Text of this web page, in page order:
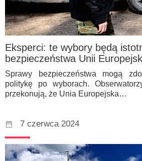
Eksperci: te wybory będą
bezpieczeństwa Unii
Sprawy bezpieczeństwa mogą
politykę po wyborach.
przekonują, że Unia Europejska…
7 czerwca 2024